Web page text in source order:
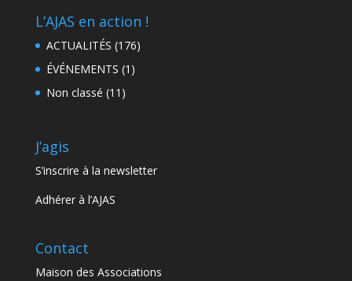
L’AJAS en action !
ACTUALITÉS (176)
ÉVÉNEMENTS (1)
Non classé (11)
J’agis
S’inscrire à la newsletter
Adhérer à l’AJAS
Contact
Maison des Associations